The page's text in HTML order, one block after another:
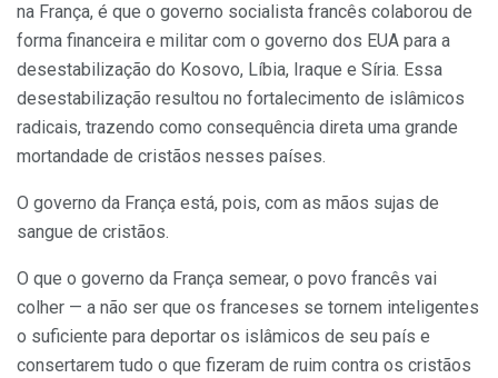
na França, é que o governo socialista francês colaborou de
forma financeira e militar com o governo dos EUA para a
desestabilização do Kosovo, Líbia, Iraque e Síria. Essa
desestabilização resultou no fortalecimento de islâmicos
radicais, trazendo como consequência direta uma grande
mortandade de cristãos nesses países.
O governo da França está, pois, com as mãos sujas de
sangue de cristãos.
O que o governo da França semear, o povo francês vai
colher — a não ser que os franceses se tornem inteligentes
o suficiente para deportar os islâmicos de seu país e
consertarem tudo o que fizeram de ruim contra os cristãos